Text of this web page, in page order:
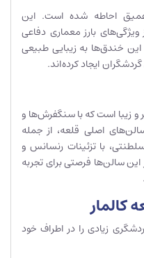
احاطه شده است. این
بارز معماری دفاعی
این خندق‌ها به زیبایی طبیعی
ایجاد کرده‌اند.
و زیبا است که با سنگفرش‌ها و
اصلی قلعه، از جمله
با تزئینات رنسانس و
سالن‌ها فرصتی برای تجربه
کالمار
زیادی را در اطراف خود